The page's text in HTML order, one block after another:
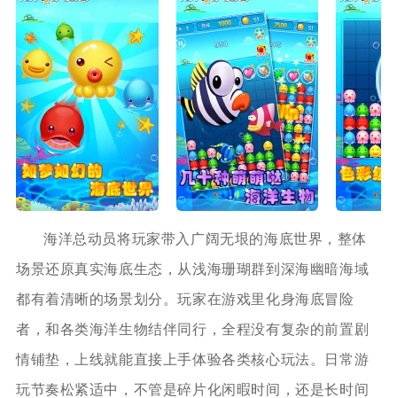
海洋总动员将玩家带入广阔无垠的海底世界，整体
场景还原真实海底生态，从浅海珊瑚群到深海幽暗海域
都有着清晰的场景划分。玩家在游戏里化身海底冒险
者，和各类海洋生物结伴同行，全程没有复杂的前置剧
情铺垫，上线就能直接上手体验各类核心玩法。日常游
玩节奏松紧适中，不管是碎片化闲暇时间，还是长时间